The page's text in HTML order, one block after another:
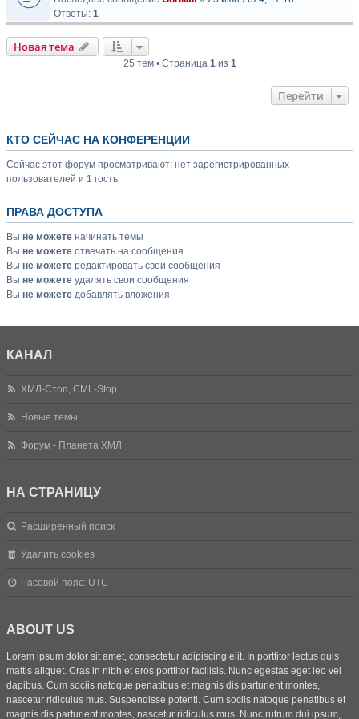
Ответы: 1
Новая тема
25 тем • Страница 1из 1
Перейти
КТО СЕЙЧАС НА КОНФЕРЕНЦИИ
Сейчас этот форум просматривают: нет зарегистрированных
пользователей и 1 гость
ПРАВА ДОСТУПА
Вы не можете начинать темы
Вы не можете отвечать на сообщения
Вы не можете редактировать свои сообщения
Вы не можете удалять свои сообщения
Вы не можете добавлять вложения
КАНАЛ
ХМЛ-Стоп, CML-Stop
Новые темы
Форум - Планета ХМЛ
НА СТРАНИЦУ
Расширенный поиск
Удалить cookies
Часовой пояс: UTC
ABOUT US
Lorem ipsum dolor sit amet, consectetur adipiscing elit. In porttitor lectus quis
mattis aliquet. Cras in nibh et eros porttitor facilisis. Nunc egestas eget leo vel
dapibus. Cum sociis natoque penatibus et magnis dis parturient montes,
nascetur ridiculus mus. Suspendisse potenti. Cum sociis natoque penatibus et
magnis dis parturient montes, nascetur ridiculus mus. Nunc rutrum dui ipsum,